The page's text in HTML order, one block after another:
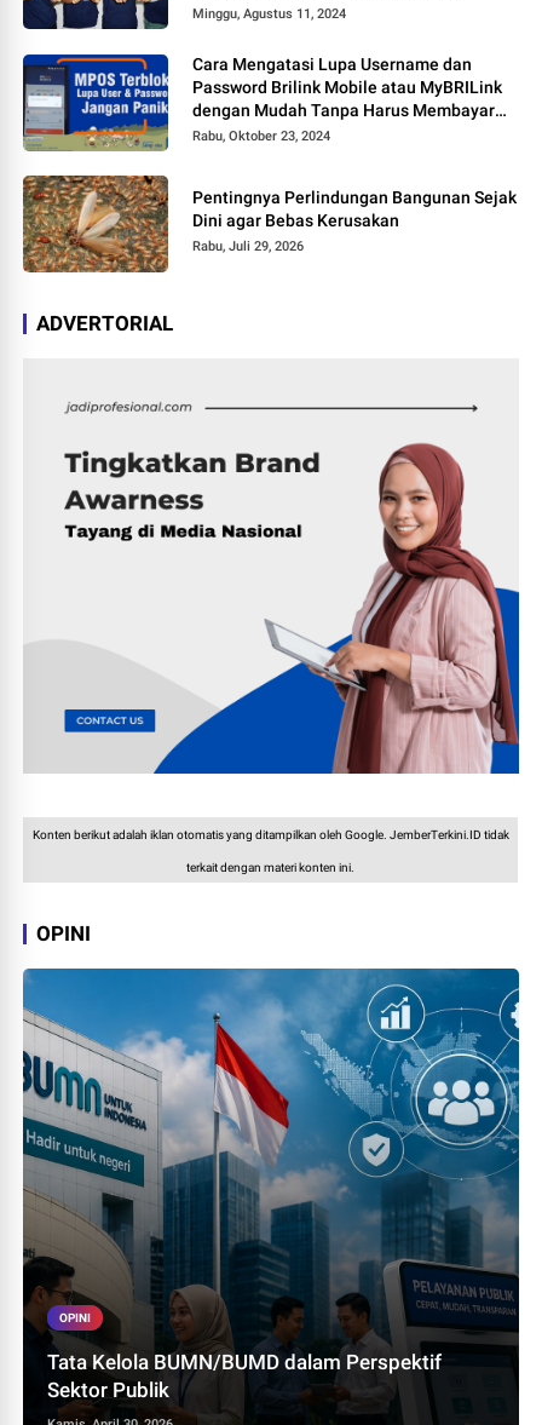
Minggu, Agustus 11, 2024
Cara Mengatasi Lupa Username dan
Password Brilink Mobile atau MyBRILink
dengan Mudah Tanpa Harus Membayar
Jasa
Rabu, Oktober 23, 2024
Pentingnya Perlindungan Bangunan Sejak
Dini agar Bebas Kerusakan
Rabu, Juli 29, 2026
ADVERTORIAL
Konten berikut adalah iklan otomatis yang ditampilkan oleh Google. JemberTerkini.ID tidak
terkait dengan materi konten ini.
OPINI
OPINI
Tata Kelola BUMN/BUMD dalam Perspektif
Sektor Publik